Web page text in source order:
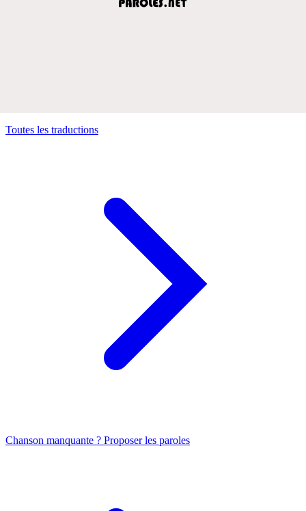
Toutes les traductions
Chanson manquante ? Proposer les paroles